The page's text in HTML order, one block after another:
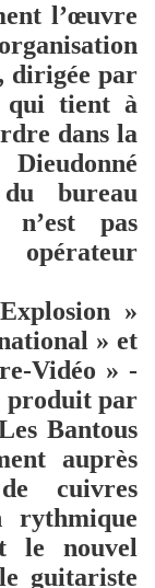
l’œuvre
dirigée par
qui tient à
dans la
bureau
pas
»
» et
Vidéo » -
produit par
Bantous
auprès
cuivres
rythmique
le nouvel
guitariste